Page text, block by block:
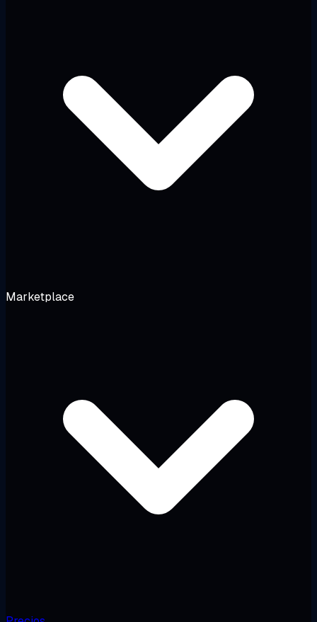
Marketplace